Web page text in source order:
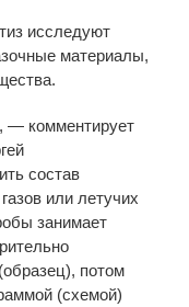
исследуют
материалы,
—комментирует
состав
или летучих
занимает
потом
(схемой)